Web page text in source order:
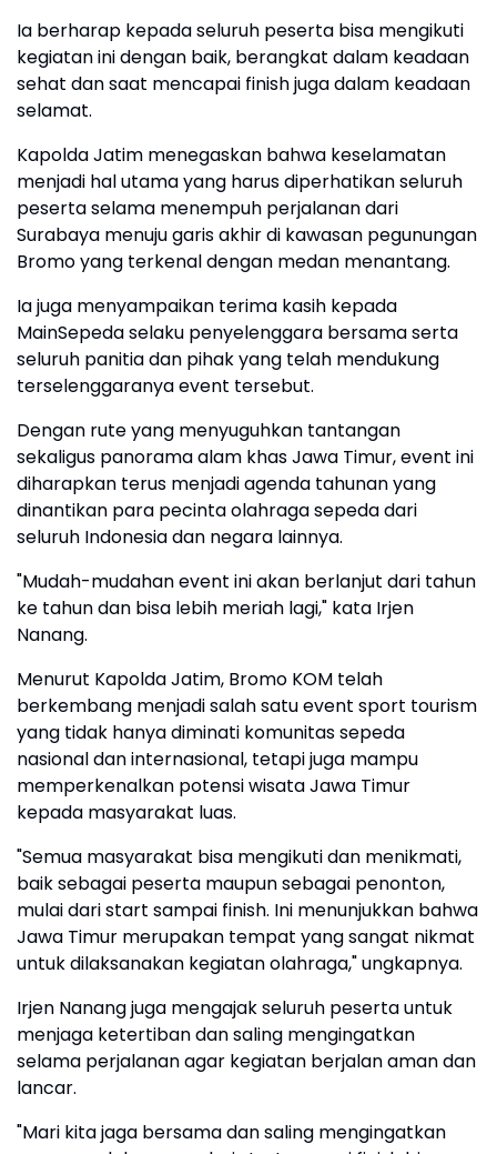
Ia berharap kepada seluruh peserta bisa mengikuti
kegiatan ini dengan baik, berangkat dalam keadaan
sehat dan saat mencapai finish juga dalam keadaan
selamat.
Kapolda Jatim menegaskan bahwa keselamatan
menjadi hal utama yang harus diperhatikan seluruh
peserta selama menempuh perjalanan dari
Surabaya menuju garis akhir di kawasan pegunungan
Bromo yang terkenal dengan medan menantang.
Ia juga menyampaikan terima kasih kepada
MainSepeda selaku penyelenggara bersama serta
seluruh panitia dan pihak yang telah mendukung
terselenggaranya event tersebut.
Dengan rute yang menyuguhkan tantangan
sekaligus panorama alam khas Jawa Timur, event ini
diharapkan terus menjadi agenda tahunan yang
dinantikan para pecinta olahraga sepeda dari
seluruh Indonesia dan negara lainnya.
"Mudah-mudahan event ini akan berlanjut dari tahun
ke tahun dan bisa lebih meriah lagi," kata Irjen
Nanang.
Menurut Kapolda Jatim, Bromo KOM telah
berkembang menjadi salah satu event sport tourism
yang tidak hanya diminati komunitas sepeda
nasional dan internasional, tetapi juga mampu
memperkenalkan potensi wisata Jawa Timur
kepada masyarakat luas.
"Semua masyarakat bisa mengikuti dan menikmati,
baik sebagai peserta maupun sebagai penonton,
mulai dari start sampai finish. Ini menunjukkan bahwa
Jawa Timur merupakan tempat yang sangat nikmat
untuk dilaksanakan kegiatan olahraga," ungkapnya.
Irjen Nanang juga mengajak seluruh peserta untuk
menjaga ketertiban dan saling mengingatkan
selama perjalanan agar kegiatan berjalan aman dan
lancar.
"Mari kita jaga bersama dan saling mengingatkan